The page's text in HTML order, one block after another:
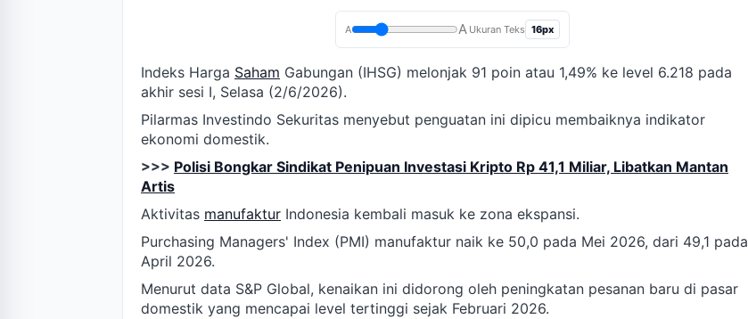
A A Ukuran Teks 16px
Indeks Harga Saham Gabungan (IHSG) melonjak 91 poin atau 1,49% ke level 6.218 pada
akhir sesi I, Selasa (2/6/2026).
Pilarmas Investindo Sekuritas menyebut penguatan ini dipicu membaiknya indikator
ekonomi domestik.
>>> Polisi Bongkar Sindikat Penipuan Investasi Kripto Rp 41,1 Miliar, Libatkan Mantan
Artis
Aktivitas manufaktur Indonesia kembali masuk ke zona ekspansi.
Purchasing Managers' Index (PMI) manufaktur naik ke 50,0 pada Mei 2026, dari 49,1 pada
April 2026.
Menurut data S&P Global, kenaikan ini didorong oleh peningkatan pesanan baru di pasar
domestik yang mencapai level tertinggi sejak Februari 2026.